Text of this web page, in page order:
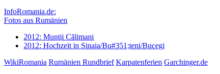
InfoRomania.de:
Fotos aus Rumänien
2012: Munţii Călimani
2012: Hochzeit in Sinaia/Bu#351;teni/Bucegi
WikiRomania Rumänien Rundbrief Karpatenferien Garchinger.de